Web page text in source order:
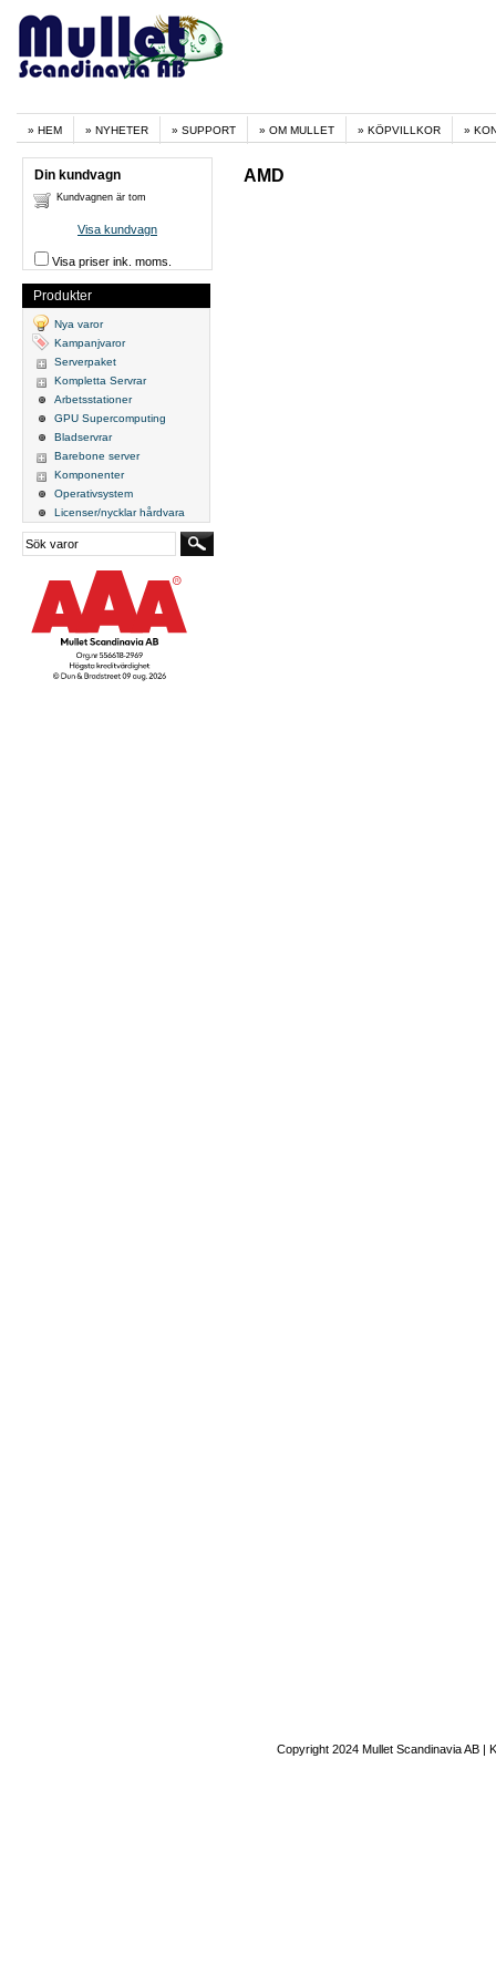
HEM NYHETER SUPPORT OM MULLET KÖPVILLKOR
AMD
Din kundvagn
Kundvagnen är tom
Visa kundvagn
Visa priser ink. moms.
Produkter
Nya varor
Kampanjvaror
Serverpaket
Kompletta Servrar
Arbetsstationer
GPU Supercomputing
Bladservrar
Barebone server
Komponenter
Operativsystem
Licenser/nycklar hårdvara
Copyright 2024 Mullet Scandinavia AB |